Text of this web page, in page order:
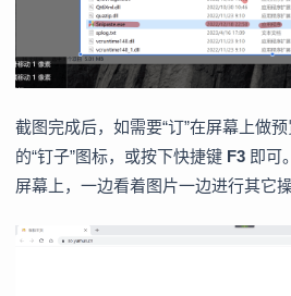
截图完成后，如需要“订”在屏幕上做
的“钉子”图标，或按下快捷键 F3 即可
屏幕上，一边看着图片一边进行其它操